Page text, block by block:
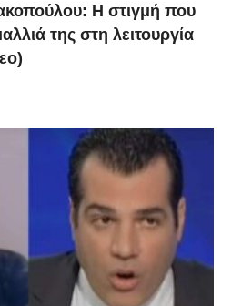
Η στιγμή που
της στη λειτουργία